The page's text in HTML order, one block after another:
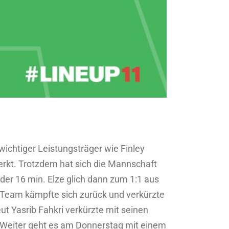
Leistungsträger wie Finley
Trotzdem hat sich die Mannschaft
16 min. Elze glich dann zum 1:1 aus
kämpfte sich zurück und verkürzte
Yasrib Fahkri verkürzte mit seinen
geht es am Donnerstag mit einem